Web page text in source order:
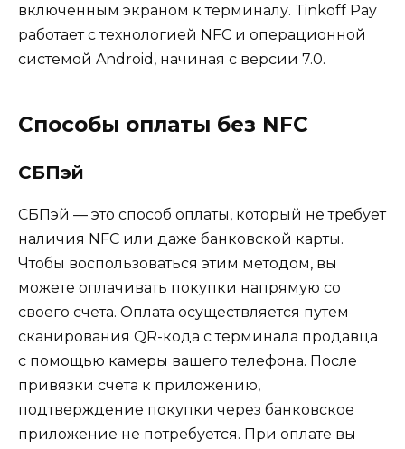
включенным экраном к терминалу. Tinkoff Pay
работает с технологией NFC и операционной
системой Android, начиная с версии 7.0.
Способы оплаты без NFC
СБПэй
СБПэй — это способ оплаты, который не требует
наличия NFC или даже банковской карты.
Чтобы воспользоваться этим методом, вы
можете оплачивать покупки напрямую со
своего счета. Оплата осуществляется путем
сканирования QR-кода с терминала продавца
с помощью камеры вашего телефона. После
привязки счета к приложению,
подтверждение покупки через банковское
приложение не потребуется. При оплате вы